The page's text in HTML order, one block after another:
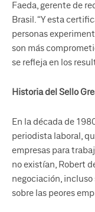
Faeda, gerente de
Brasil. “Y esta
personas
son más
se refleja en los
Historia del Sello
En la década de
periodista laboral,
empresas para
no existían, Robert
negociación,
sobre las peores